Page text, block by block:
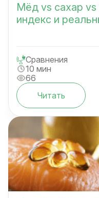
Мёд vs сахар vs
индекс и
Сравнения
10 мин
66
Читать